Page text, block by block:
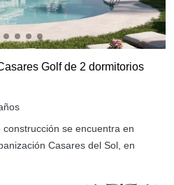
Golf de 2 dormitorios
se encuentra en
Casares del Sol, en